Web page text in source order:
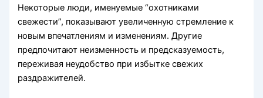
Некоторые люди, именуемые “охотниками
свежести”, показывают увеличенную стремление к
новым впечатлениям и изменениям. Другие
предпочитают неизменность и предсказуемость,
переживая неудобство при избытке свежих
раздражителей.